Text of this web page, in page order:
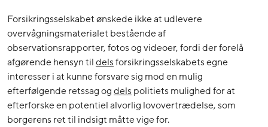
Forsikringsselskabet ønskede ikke at udlevere
overvågningsmaterialet bestående af
observationsrapporter, fotos og videoer, fordi der forelå
afgørende hensyn tildelsforsikringsselskabets egne
interesser i at kunne forsvare sig mod en mulig
efterfølgende retssag ogdelspolitiets mulighed for at
efterforske en potentiel alvorlig lovovertrædelse, som
borgerens ret til indsigt måtte vige for.